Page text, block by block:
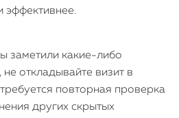
эффективнее.
заметили какие-либо
откладывайте визит в
повторная проверка
других скрытых